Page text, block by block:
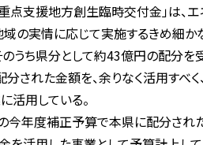
地方創生臨時交付金」は、エネ
情に応じて実施するきめ細かな
ち県分として約43億円の配分を
た金額を、余りなく活用すべく
用している。
補正予算で本県に配分された